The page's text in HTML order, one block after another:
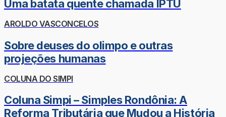
Uma batata quente chamada IPTU
AROLDO VASCONCELOS
Sobre deuses do olimpo e outras
projeções humanas
COLUNA DO SIMPI
Coluna Simpi – Simples Rondônia: A
Reforma Tributária que Mudou a História